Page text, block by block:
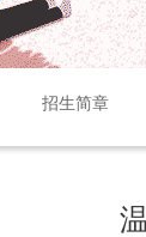
招生简章